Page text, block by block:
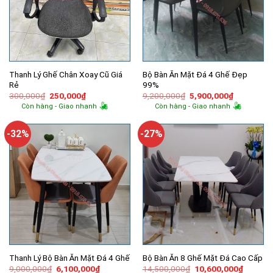
Thanh Lý Ghế Chân Xoay Cũ Giá
Rẻ
300,000₫ Giá
gốc
là:
250,000₫Giá
hiện
tại
250,000₫.
Còn hàng - Giao nhanh
Bộ Bàn Ăn Mặt Đá 4 Ghế Đẹp
99%
9,200,000₫ Giá
gốc
là:
5,900,000₫Giá
hiện
tại
Còn hàng - Giao nhanh
-32%
Thanh Lý Bộ Bàn Ăn Mặt Đá 4 Ghế
9,000,000₫ Giá
6,100,000₫Giá
-27%
Bộ Bàn Ăn 8 Ghế Mặt Đá Cao Cấp
14,500,000₫ Giá
10,600,000₫Giá